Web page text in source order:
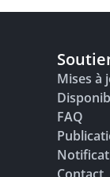
Mises à
FAQ